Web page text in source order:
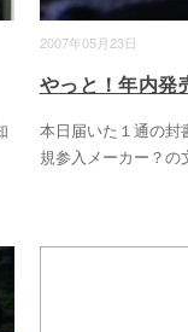
2007年05月23日
やっと！年内発
本日届いた１通の封
規参入メーカー？